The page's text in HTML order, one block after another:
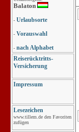
Balaton
- Urlaubsorte
- Vorauswahl
-nach Alphabet
Reiserücktritts-
Versicherung
Impressum
Lesezeichen
www.tillem.de den Favoriten
zufügen